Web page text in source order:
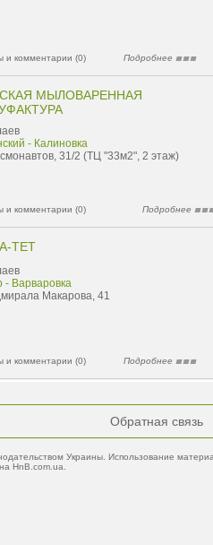
и комментарии (0) Подробнее
МЫЛОВАРЕННАЯ
- Калиновка
31/2 (ТЦ "33м2", 2 этаж)
и комментарии (0) Подробнее
ТЕТ
- Варваровка
Макарова, 41
и комментарии (0) Подробнее
Обратная связь
Украины. Использование
HnB.com.ua.